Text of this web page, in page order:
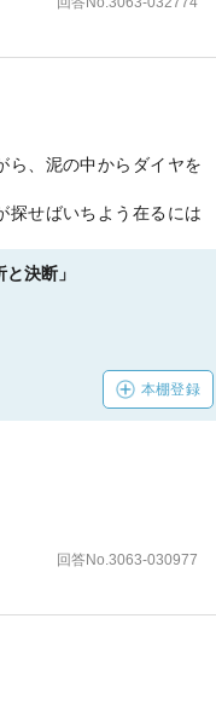
ら、泥の中からダイヤを
探せばいちよう在るには
決断」
本棚登録
回答No.3063-030977